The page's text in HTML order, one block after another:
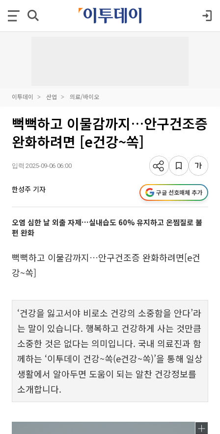
이투데이 산업 의료/바이오
뻑뻑하고 이물감까지…안구건조증
완화하려면 [e건강~쏙]
입력 2025-09-06 06:00
한성주 기자 구글 선호매체 추가
오염 심한 날 외출 자제…실내습도 60% 유지하고 온찜질로 불
편 완화
뻑뻑하고 이물감까지…안구건조증 완화하려면[e건
강~쏙]
‘건강을 잃고서야 비로소 건강의 소중함을 안다’라
는 말이 있습니다. 행복하고 건강하게 사는 것만큼
소중한 것은 없다는 의미입니다. 국내 의료진과 함
께하는 ‘이투데이 건강~쏙(e건강~쏙)’을 통해 일상
생활에서 알아두면 도움이 되는 알찬 건강정보를
소개합니다.